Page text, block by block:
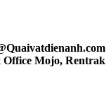
Office Mojo, Rentrak